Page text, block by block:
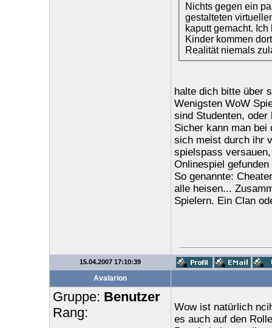
Nichts gegen ein
gestalteten
kaputt gemacht.
Kinder kommen
Realität niemals
halte dich bitte über
Wenigsten WoW
sind Studenten, oder
Sicher kann man bei
sich meist durch ihr
spielspass
Onlinespiel
So genannte:
alle heisen...
Spielern. Ein Clan
15.04.2007 17:10:39
Avalarion
Gruppe: Benutzer
Rang:
Wow ist natürlich
es auch auf den